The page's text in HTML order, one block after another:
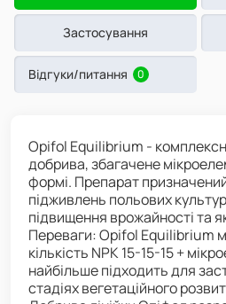
Застосування
Відгуки/питання 0
Opifol Equilibrium -
добрива, збагачене
формі. Препарат
підживлень польових
підвищення врожайності та
Переваги: Opifol Equilibrium
кількість NPK 15-15-15 +
найбільше підходить для
стадіях вегетаційного